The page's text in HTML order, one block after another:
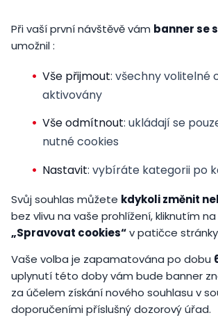
Při vaší první návštěvě vám banner se
umožnil :
Vše přijmout: všechny volitelné
aktivovány
Vše odmítnout: ukládají se
nutné cookies
Nastavit: vybíráte kategorii po
Svůj souhlas můžete kdykoli změnit
bez vlivu na vaše prohlížení, kliknutím
„Spravovat cookies“v patičce
Vaše volba je zapamatována po dobu
uplynutí této doby vám bude banner
za účelem získání nového souhlasu v
doporučeními příslušný dozorový úřad.